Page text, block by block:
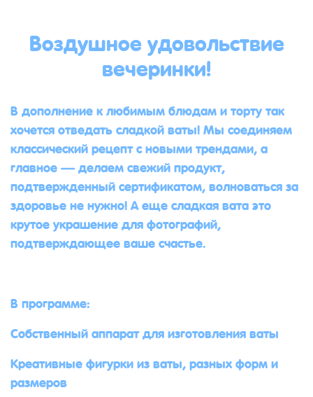
Воздушное удовольствие
вечеринки!
В дополнение к любимым блюдам и торту так
хочется отведать сладкой ваты! Мы соединяем
классический рецепт с новыми трендами, а
главное — делаем свежий продукт,
подтвержденный сертификатом, волноваться за
здоровье не нужно! А еще сладкая вата это
крутое украшение для фотографий,
подтверждающее ваше счастье.
В программе:
Собственный аппарат для изготовления ваты
Креативные фигурки из ваты, разных форм и
размеров